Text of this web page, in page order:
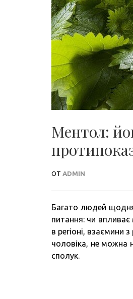
Ментол:
ОТ ADMIN
Багато людей
питання: чи впливає
в регіоні,
чоловіка, не можна
сполук.